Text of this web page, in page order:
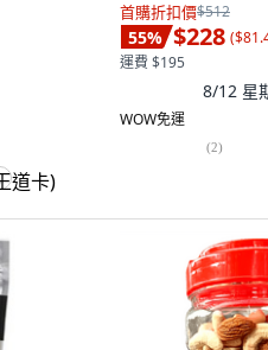
首購折扣價$512
55% $228 (
運費 $195
8/12 星
WOW免運
(2)